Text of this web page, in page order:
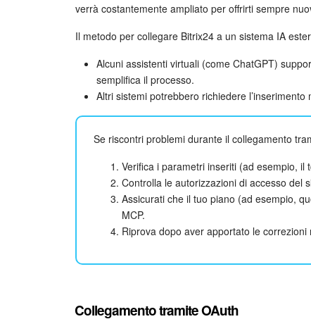
verrà costantemente ampliato per offrirti sempre
Il metodo per collegare Bitrix24 a un sistema IA
Alcuni assistenti virtuali (come ChatGPT)
semplifica il processo.
Altri sistemi potrebbero richiedere
Se riscontri problemi durante il collegamento
Verifica i parametri inseriti (ad esempio, il
Controlla le autorizzazioni di accesso del
Assicurati che il tuo piano (ad esempio,
MCP.
Riprova dopo aver apportato le correzioni
Collegamento tramite OAuth